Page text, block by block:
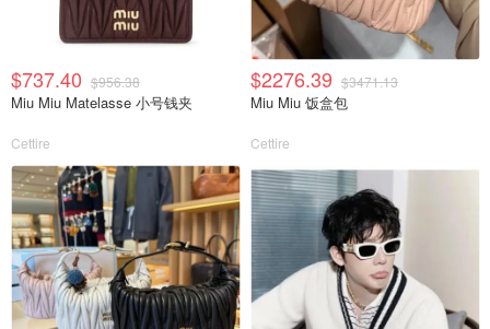
$737.40 $956.38
Miu Miu Matelasse 小号钱夹
Cettire
$2276.39 $3471.13
Miu Miu 饭盒包
Cettire